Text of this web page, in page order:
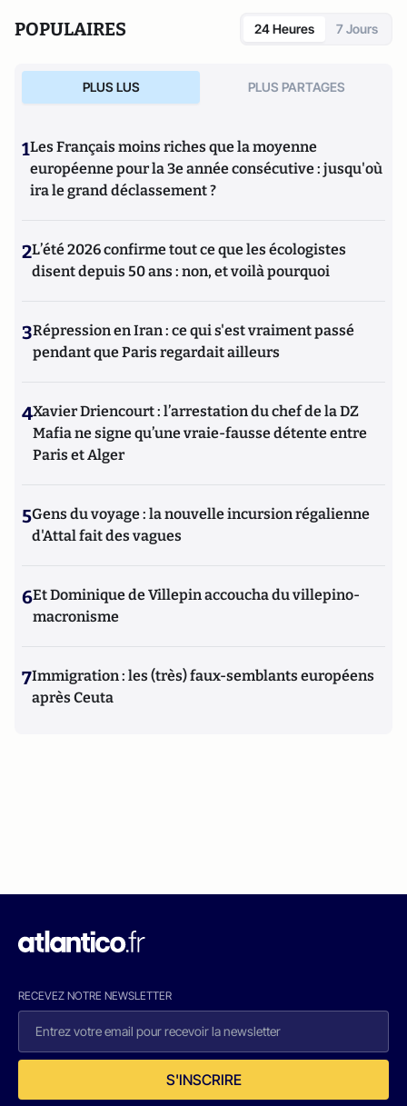
POPULAIRES 24 Heures 7 Jours
PLUS LUS PLUS PARTAGES
1Les Français moins riches que la moyenne
européenne pour la 3e année consécutive : jusqu'où
ira le grand déclassement ?
2L’été 2026 confirme tout ce que les écologistes
disent depuis 50 ans : non, et voilà pourquoi
3Répression en Iran : ce qui s'est vraiment passé
pendant que Paris regardait ailleurs
4Xavier Driencourt : l’arrestation du chef de la DZ
Mafia ne signe qu’une vraie-fausse détente entre
Paris et Alger
5Gens du voyage : la nouvelle incursion régalienne
d'Attal fait des vagues
6Et Dominique de Villepin accoucha du villepino-
macronisme
7Immigration : les (très) faux-semblants européens
après Ceuta
RECEVEZ NOTRE NEWSLETTER
S'INSCRIRE